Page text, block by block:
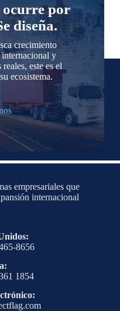
por
diseña.
crecimiento
internacional y
este es el
ecosistema.
empresariales que
internacional
8656
1854